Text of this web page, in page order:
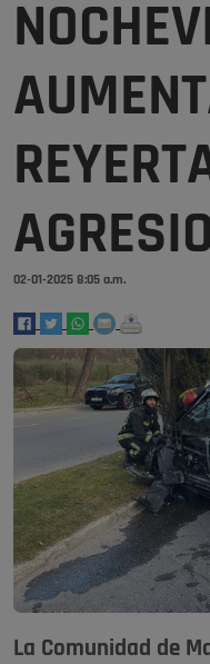
02-01-2025 8:05 a.m.
La Comunidad de